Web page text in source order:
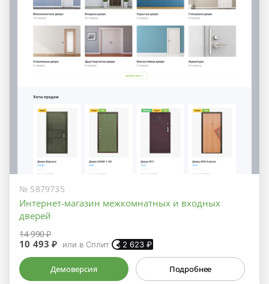
№ 5879735
Интернет-магазин межкомнатных и входных
дверей
14 990 ₽
10 493 ₽ или в Сплит 2 623₽
Демоверсия Подробнее